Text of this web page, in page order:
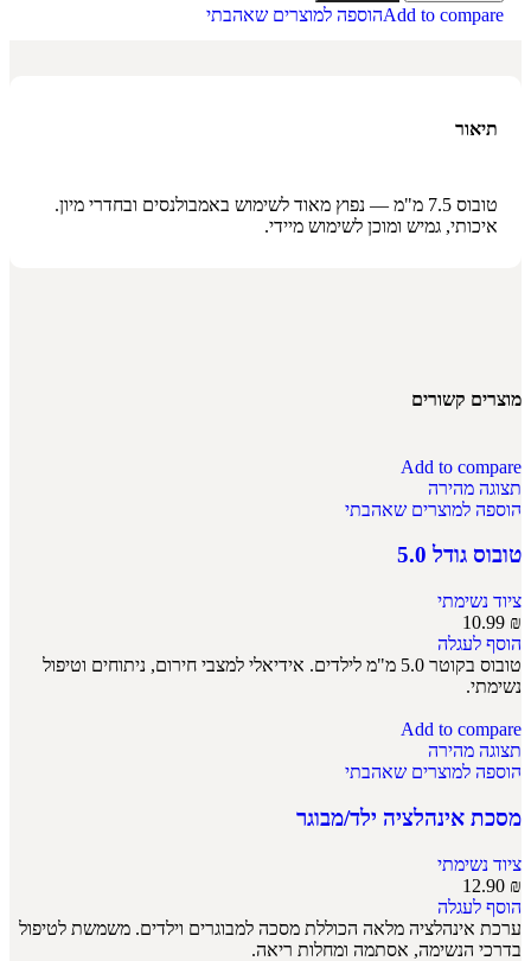
Add to compareהוספה למוצרים שאהבתי
תיאור
טובוס 7.5 מ"מ — נפוץ מאוד לשימוש באמבולנסים ובחדרי מיון.
איכותי, גמיש ומוכן לשימוש מיידי.
מוצרים קשורים
Add to compare
תצוגה מהירה
הוספה למוצרים שאהבתי
טובוס גודל 5.0
ציוד נשימתי
10.99 ₪
הוסף לעגלה
טובוס בקוטר 5.0 מ"מ לילדים. אידיאלי למצבי חירום, ניתוחים וטיפול
נשימתי.
Add to compare
תצוגה מהירה
הוספה למוצרים שאהבתי
מסכת אינהלציה ילד/מבוגר
ציוד נשימתי
12.90 ₪
הוסף לעגלה
ערכת אינהלציה מלאה הכוללת מסכה למבוגרים וילדים. משמשת לטיפול
בדרכי הנשימה, אסתמה ומחלות ריאה.